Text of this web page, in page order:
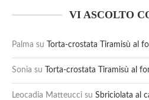
VI ASCOLTO
Palma su Torta-crostata Tiramisù al
Sonia su Torta-crostata Tiramisù al
Leocadia Matteucci su Sbriciolata al